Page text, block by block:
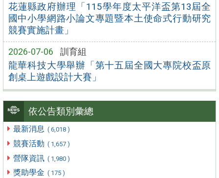
花蓮縣政府辦理「115學年度太平洋盃第13屆全
國中小學網路小論文專題暨本土使命式行動研究
競賽實施計畫」
2026-07-06 訓育組
龍華科技大學舉辦「第十五屆全國大專院校盃原
創桌上遊戲設計大賽」
依公告類別彙總
最新消息 ( 6,018 )
競賽活動 ( 1,657 )
營隊資訊 ( 1,980 )
獎助學金 ( 175 )